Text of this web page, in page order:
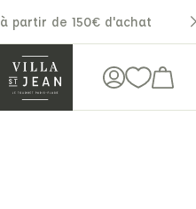
à partir de 150€ d'achat